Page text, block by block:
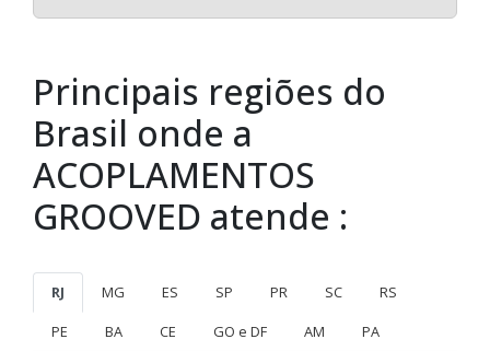
Principais regiões do
Brasil onde a
ACOPLAMENTOS
GROOVED atende :
RJ MG ES SP PR SC
RS
PE
BA CE GO e DF AM PA